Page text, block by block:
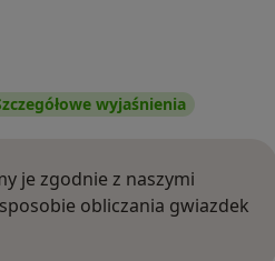
wyjaśnienia
je zgodnie z naszymi
obliczania gwiazdek